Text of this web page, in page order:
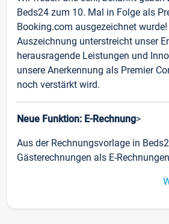
Beds24 zum 10. Mal in Folge als
Booking.com ausgezeichnet wurde!
Auszeichnung unterstreicht unser
herausragende Leistungen und
unsere Anerkennung als Premier
noch verstärkt wird.
Neue Funktion: E-Rechnung>
Aus der Rechnungsvorlage in
Gästerechnungen als E-